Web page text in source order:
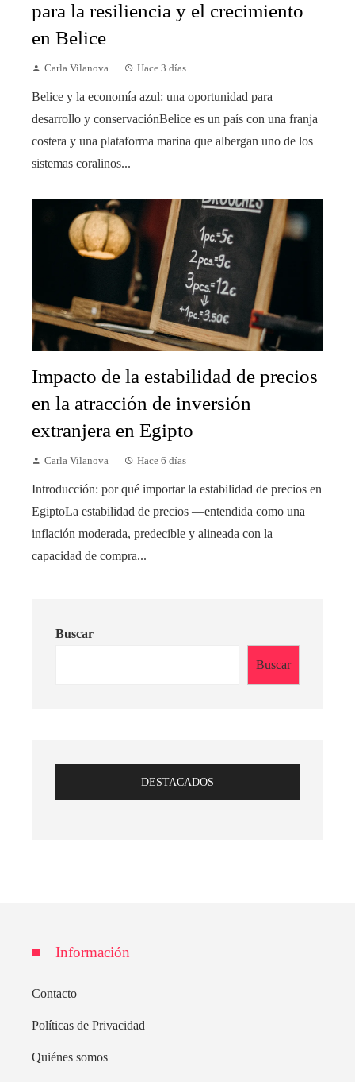
para la resiliencia y el crecimiento
en Belice
Carla Vilanova Hace 3 días
Belice y la economía azul: una oportunidad para
desarrollo y conservaciónBelice es un país con una franja
costera y una plataforma marina que albergan uno de los
sistemas coralinos...
Impacto de la estabilidad de precios
en la atracción de inversión
extranjera en Egipto
Carla Vilanova Hace 6 días
Introducción: por qué importar la estabilidad de precios en
EgiptoLa estabilidad de precios —entendida como una
inflación moderada, predecible y alineada con la
capacidad de compra...
Buscar
Buscar
DESTACADOS
Información
Contacto
Políticas de Privacidad
Quiénes somos